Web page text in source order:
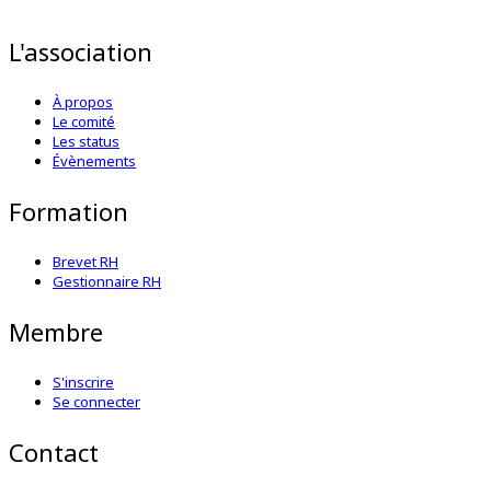
L'association
À propos
Le comité
Les status
Évènements
Formation
Brevet RH
Gestionnaire RH
Membre
S'inscrire
Se connecter
Contact